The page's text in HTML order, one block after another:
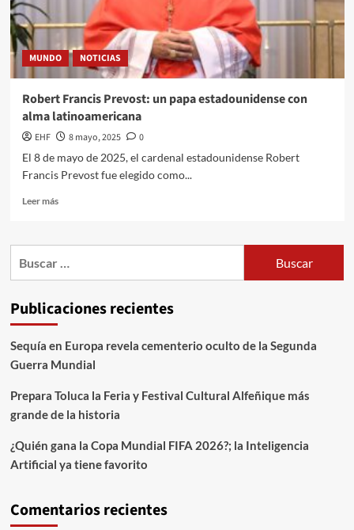
MUNDO NOTICIAS
Robert Francis Prevost: un papa estadounidense con
alma latinoamericana
EHF 8 mayo, 2025
0
El 8 de mayo de 2025, el cardenal estadounidense Robert
Francis Prevost fue elegido como...
Leer más
Publicaciones recientes
Sequía en Europa revela cementerio oculto de la Segunda
Guerra Mundial
Prepara Toluca la Feria y Festival Cultural Alfeñique más
grande de la historia
¿Quién gana la Copa Mundial FIFA 2026?; la Inteligencia
Artificial ya tiene favorito
Comentarios recientes